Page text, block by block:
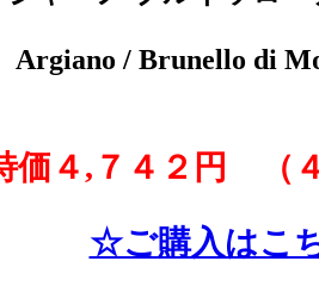
Argiano / Brunello di
価４,７４２円 （
☆ご購入はこ